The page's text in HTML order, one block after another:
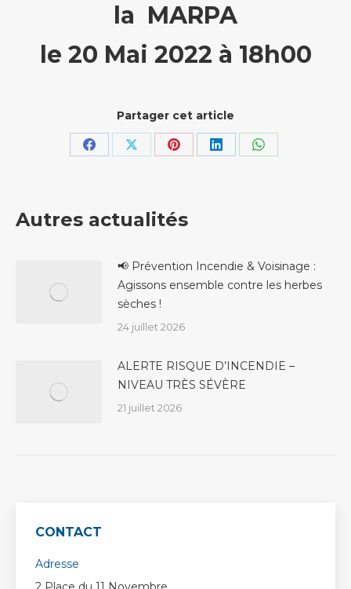
la MARPA
le 20 Mai 2022 à 18h00
Partager cet article
PartagerPartagerPartagerPartagerPartager
Autres actualités
📢 Prévention Incendie & Voisinage :
Agissons ensemble contre les herbes
sèches !
24 juillet 2026
ALERTE RISQUE D’INCENDIE –
NIVEAU TRÈS SÉVÈRE
21 juillet 2026
CONTACT
Adresse